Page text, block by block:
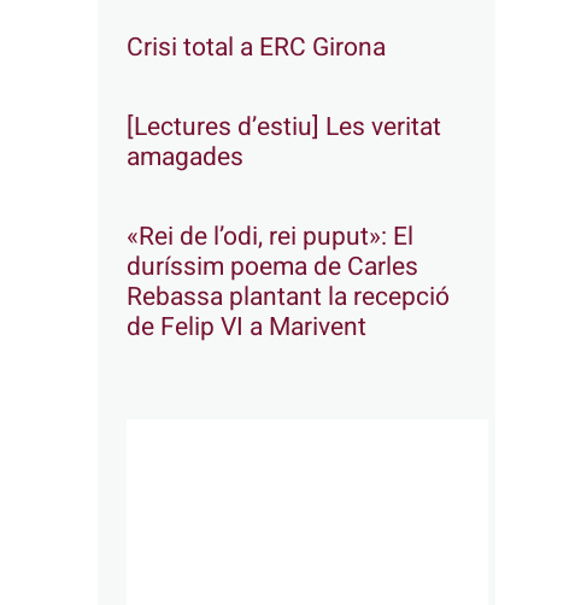
Crisi total a ERC Girona
[Lectures d’estiu] Les veritat
amagades
«Rei de l’odi, rei puput»: El
duríssim poema de Carles
Rebassa plantant la recepció
de Felip VI a Marivent